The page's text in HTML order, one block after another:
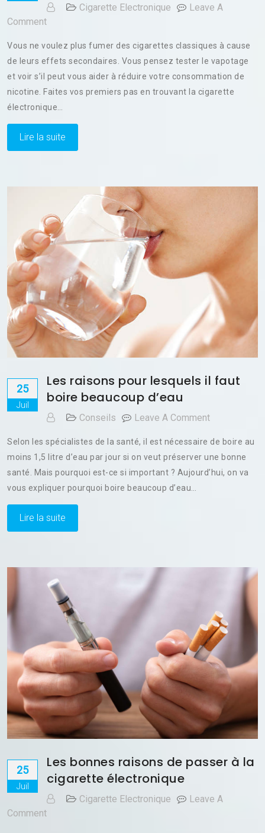
Cigarette Electronique
Leave A
CommentOn
:
Comment
Choisir
Votre
Cigarette
?
Vous ne voulez plus fumer des cigarettes classiques à cause
de leurs effets secondaires. Vous pensez tester le vapotage
et voir s’il peut vous aider à réduire votre consommation de
nicotine. Faites vos premiers pas en trouvant la cigarette
électronique…
Lire la suite
25
Juil
Les raisons pour lesquels il faut
boire beaucoup d’eau
Conseils Leave A CommentOn
Raisons
Pour
Lesquels
Selon les spécialistes de la santé, il est nécessaire de boire au
moins 1,5 litre d’eau par jour si on veut préserver une bonne
santé. Mais pourquoi est-ce si important ? Aujourd’hui, on va
vous expliquer pourquoi boire beaucoup d’eau…
Lire la suite
25
Juil
Les bonnes raisons de passer à la
cigarette électronique
Cigarette Electronique
Leave A
CommentOn